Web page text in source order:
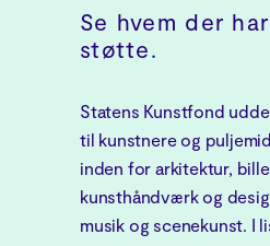
Se hvem der
støtte.
Statens Kunstfond
til kunstnere og
inden for arkitektur,
kunsthåndværk og
musik og scenekunst. I